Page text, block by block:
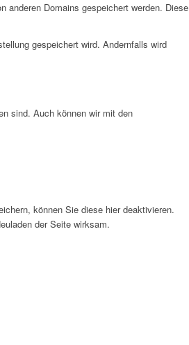
anderen Domains gespeichert werden. Diese
gespeichert wird. Andernfalls wird
sind. Auch können wir mit den
können Sie diese hier deaktivieren.
der Seite wirksam.